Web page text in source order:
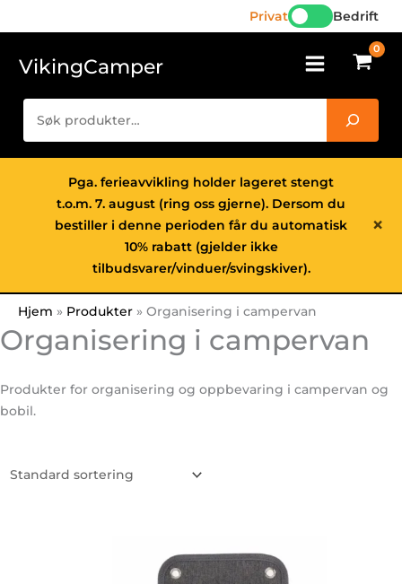
rett
innholdet
Privat Bedrift
VikingCamper
×
Pga. ferieavvikling holder lageret stengt
t.o.m. 7. august (ring oss gjerne). Dersom du
bestiller i denne perioden får du automatisk
10% rabatt (gjelder ikke
tilbudsvarer/vinduer/svingskiver).
Hjem Produkter Organisering i campervan
Organisering i campervan
Produkter for organisering og oppbevaring i campervan og
bobil.